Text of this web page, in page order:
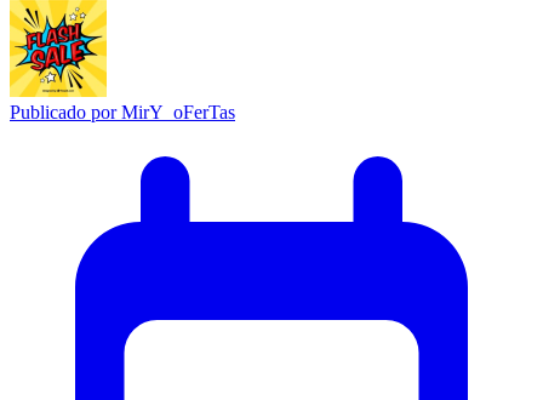
Publicado porMirY_oFerTas